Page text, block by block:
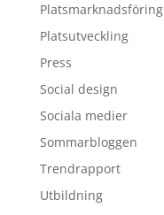
Platsmarknadsföring
Platsutveckling
Press
Social design
Sociala medier
Sommarbloggen
Trendrapport
Utbildning